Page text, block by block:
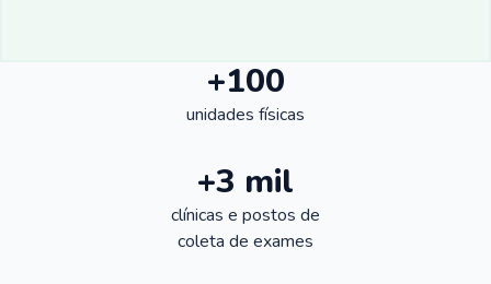
+100
unidades físicas
+3 mil
clínicas e postos de
coleta de exames